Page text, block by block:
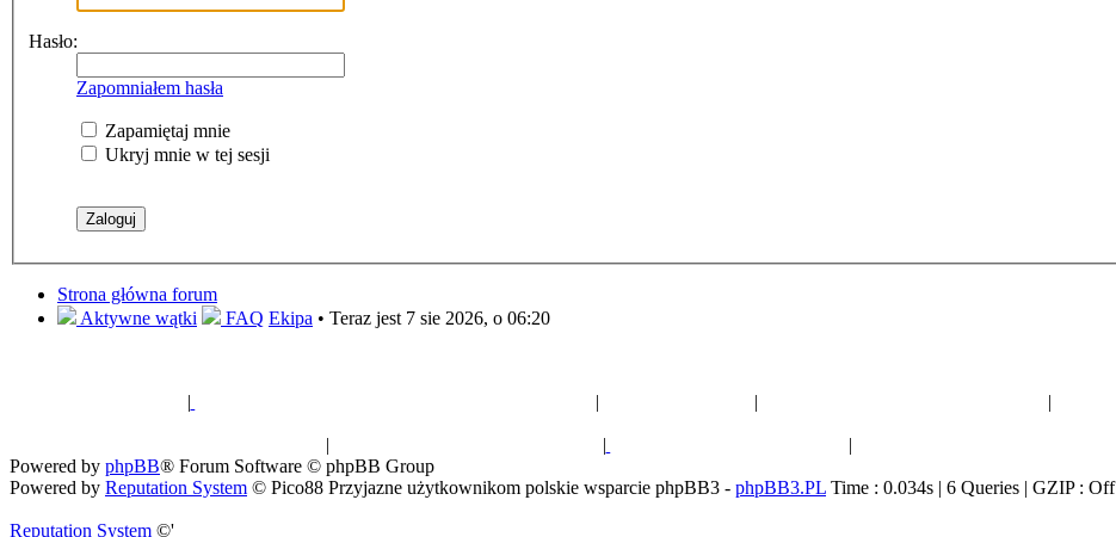
Hasło:
Zapomniałem hasła
Zapamiętaj mnie
Ukryj mnie w tej sesji
Strona główna forum
Aktywne wątki
FAQ Ekipa • Teraz jest 7 sie 2026, o 06:20
| | | |
| | |
Powered by phpBB® Forum Software © phpBB Group
Powered by Reputation System © Pico88 Przyjazne użytkownikom polskie wsparcie phpBB3 - phpBB3.PL Time : 0.034s | 6 Queries | GZIP : Off
Reputation System ©'